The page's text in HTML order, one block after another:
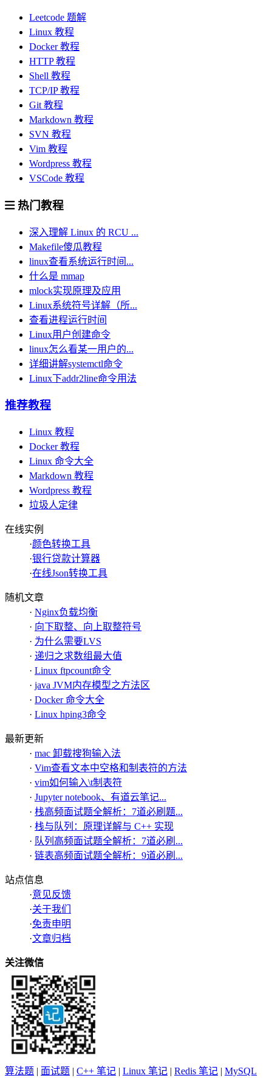
Leetcode 题解
Linux 教程
Docker 教程
HTTP 教程
Shell 教程
TCP/IP 教程
Git 教程
Markdown 教程
SVN 教程
Vim 教程
Wordpress 教程
VSCode 教程
热门教程
深入理解 Linux 的 RCU ...
Makefile傻瓜教程
linux查看系统运行时间...
什么是 mmap
mlock实现原理及应用
Linux系统符号详解（所...
查看进程运行时间
Linux用户创建命令
linux怎么看某一用户的...
详细讲解systemctl命令
Linux下addr2line命令用法
推荐教程
Linux 教程
Docker 教程
Linux 命令大全
Markdown 教程
Wordpress 教程
垃圾人定律
在线实例
·颜色转换工具
·银行贷款计算器
·在线Json转换工具
随机文章
· Nginx负载均衡
· 向下取整、向上取整符号
· 为什么需要LVS
· 递归之求数组最大值
· Linux ftpcount命令
· java JVM内存模型之方法区
· Docker 命令大全
· Linux hping3命令
最新更新
· mac 卸载搜狗输入法
· Vim查看文本中空格和制表符的方法
· vim如何输入\t制表符
· Jupyter notebook、有道云笔记...
· 栈高频面试题全解析：7道必刷题...
· 栈与队列：原理详解与 C++ 实现
· 队列高频面试题全解析：7道必刷...
· 链表高频面试题全解析：9道必刷...
站点信息
·意见反馈
·关于我们
·免责申明
·文章归档
关注微信
算法题 | 面试题 | C++ 笔记 | Linux 笔记 | Redis 笔记 | MySQL